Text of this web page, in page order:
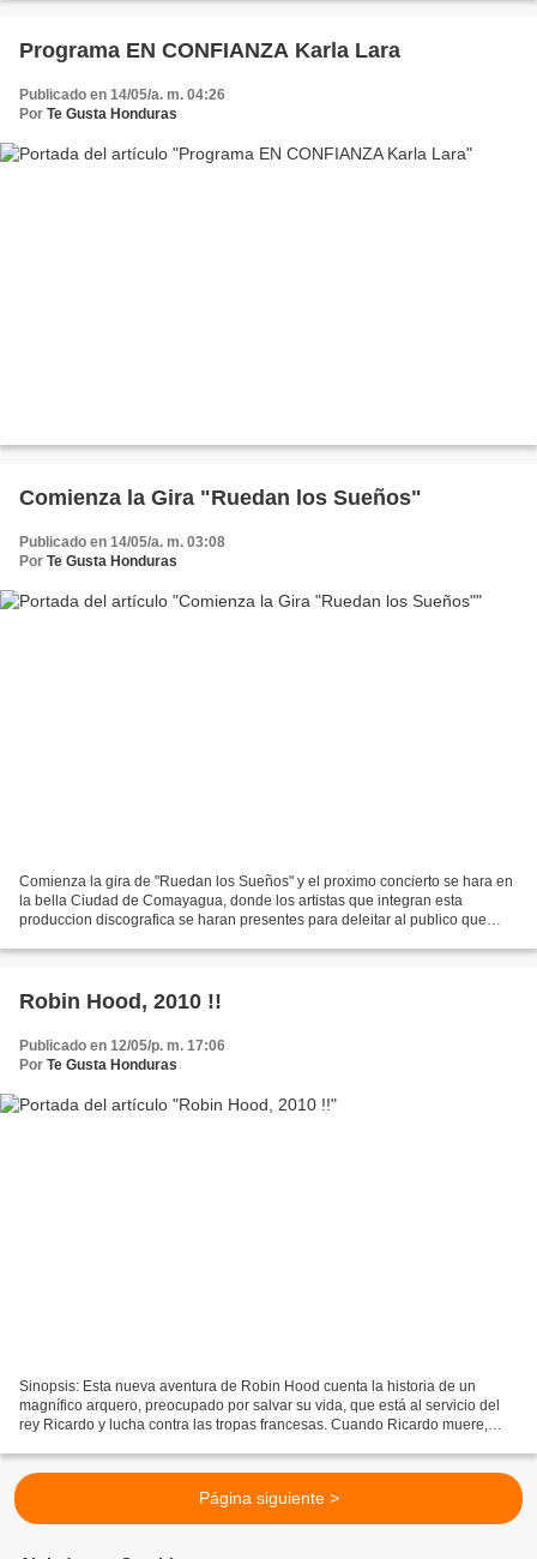
Programa EN CONFIANZA Karla Lara
Publicado en 14/05/a. m. 04:26
Por Te Gusta Honduras
Comienza la Gira "Ruedan los Sueños"
Publicado en 14/05/a. m. 03:08
Por Te Gusta Honduras
Comienza la gira de "Ruedan los Sueños" y el proximo concierto se hara en
la bella Ciudad de Comayagua, donde los artistas que integran esta
produccion discografica se haran presentes para deleitar al publico que
Robin Hood, 2010 !!
Publicado en 12/05/p. m. 17:06
Por Te Gusta Honduras
Sinopsis: Esta nueva aventura de Robin Hood cuenta la historia de un
magnífico arquero, preocupado por salvar su vida, que está al servicio del
rey Ricardo y lucha contra las tropas francesas. Cuando Ricardo muere,
Página siguiente >